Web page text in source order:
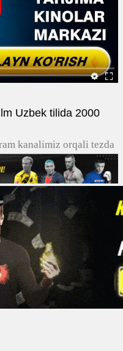
Uzbek tilida 2000
kanalimiz orqali tezda
0
0